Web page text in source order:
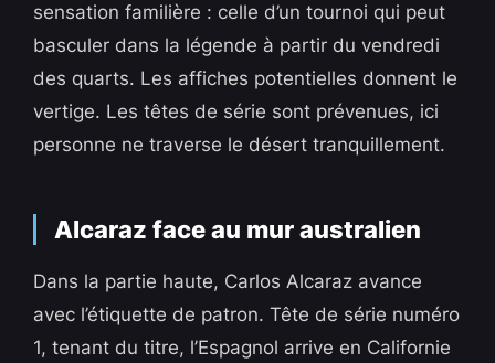
sensation familière : celle d’un tournoi qui peut
basculer dans la légende à partir du vendredi
des quarts. Les affiches potentielles donnent le
vertige. Les têtes de série sont prévenues, ici
personne ne traverse le désert tranquillement.
Alcaraz face au mur australien
Dans la partie haute, Carlos Alcaraz avance
avec l’étiquette de patron. Tête de série numéro
1, tenant du titre, l’Espagnol arrive en Californie